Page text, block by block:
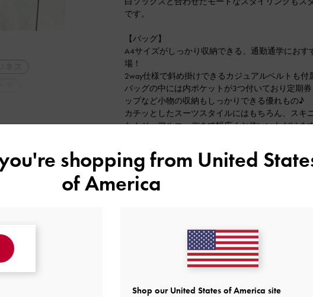
です。
【バッグ】
A4サイズがしっかり収納できる、通勤通学におす
場！
2way仕様で斜め掛けできるカジュアルベルトも付
バッグの中には内ポケットが3つ付いており定期
ップなど小物の収納もしっかりできる優れもの♪
カチッとしたスーツスタイルにはもちろん、スキ
たカジュアルコーデまで幅広くお使いいただけま
【カードケース】
人気のコアシリーズにカードケースが登場！
L字型ジップになっていて小銭の取り出しがしや
いやすいです。
2023-11-18 にアップロード
shopping from United
of America
Shop our United States of America site